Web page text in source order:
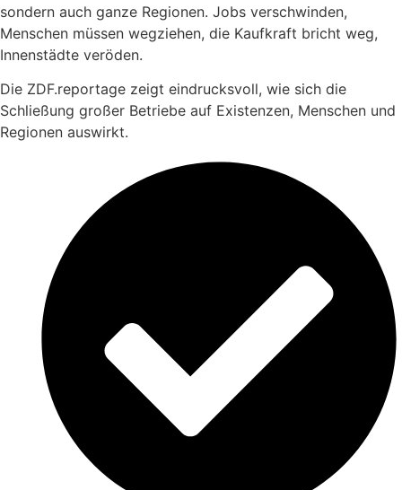
sondern auch ganze Regionen. Jobs verschwinden,
Menschen müssen wegziehen, die Kaufkraft bricht weg,
Innenstädte veröden.
Die ZDF.reportage zeigt eindrucksvoll, wie sich die
Schließung großer Betriebe auf Existenzen, Menschen und
Regionen auswirkt.